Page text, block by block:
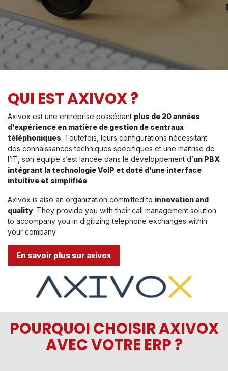
QUI EST AXIVOX ?
Axivox est une entreprise possédant plus de 20 années
d’expérience en matière de gestion de centraux
téléphoniques. Toutefois, leurs configurations nécessitant
des connaissances techniques spécifiques et une maîtrise de
l’IT, son équipe s’est lancée dans le développement d’un PBX
intégrant la technologie VoIP et doté d’une interface
intuitive et simplifiée.
Axivox is also an organization committed to innovation and
quality. They provide you with their call management solution
to accompany you in digitizing telephone exchanges within
your company.
En savoir plus sur axivox
POURQUOI CHOISIR AXIVOX
AVEC VOTRE ERP ?